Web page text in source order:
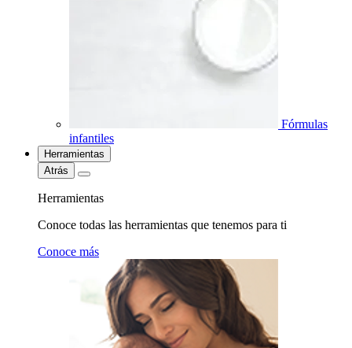
Fórmulas
infantiles
Herramientas
Atrás
Herramientas
Conoce todas las herramientas que tenemos para ti
Conoce más